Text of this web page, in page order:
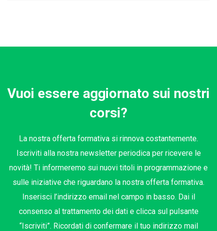
Vuoi essere aggiornato sui nostri
corsi?
La nostra offerta formativa si rinnova costantemente.
Iscriviti alla nostra newsletter periodica per ricevere le
novità! Ti informeremo sui nuovi titoli in programmazione e
sulle iniziative che riguardano la nostra offerta formativa.
Inserisci l’indirizzo email nel campo in basso. Dai il
consenso al trattamento dei dati e clicca sul pulsante
“Iscriviti”. Ricordati di confermare il tuo indirizzo mail